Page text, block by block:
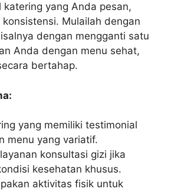
katering yang Anda pesan,
Mulailah dengan
dengan mengganti satu
Anda dengan menu sehat,
bertahap.
yang memiliki testimonial
menu yang variatif.
konsultasi gizi jika
kesehatan khusus.
aktivitas fisik untuk